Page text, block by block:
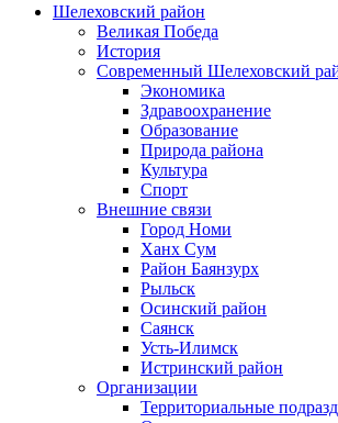
Шелеховский район
Великая Победа
История
Современный Шелеховский
Экономика
Здравоохранение
Образование
Природа района
Культура
Спорт
Внешние связи
Город Номи
Ханх Сум
Район Баянзурх
Рыльск
Осинский район
Саянск
Усть-Илимск
Истринский район
Организации
Территориальные